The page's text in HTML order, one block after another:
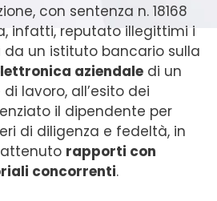
con sentenza n. 18168
infatti, reputato illegittimi i
un istituto bancario sulla
aziendale di un
lavoro, all’esito dei
il dipendente per
di diligenza e fedeltà, in
rapporti con
concorrenti.